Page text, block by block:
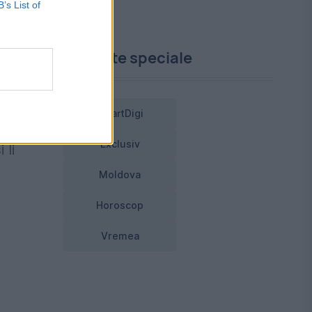
List of
li
Proiecte speciale
SmartDigi
Exclusiv
Moldova
Horoscop
Vremea